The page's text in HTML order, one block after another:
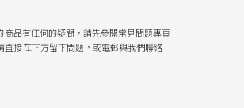
商品有任何的疑問，請先參閱常見問題專頁
直接在下方留下問題，或電郵與我們聯絡